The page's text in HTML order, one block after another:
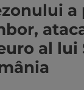
al lui